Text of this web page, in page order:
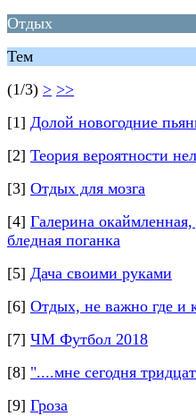
Отдых
Тем
(1/3) > >>
[1] Долой новогодние
[2] Теория вероятности
[3] Отдых для мозга
[4] Галерина
бледная поганка
[5] Дача своими руками
[6] Отдых, не важно где и
[7] ЧМ Футбол 2018
[8] "....мне сегодня
[9] Гроза